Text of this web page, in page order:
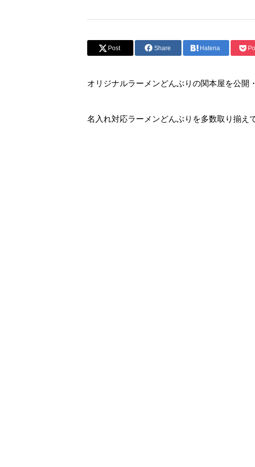
Post Share Hatena
オリジナルラーメンどんぶりの関本屋を公開
名入れ対応ラーメンどんぶりを多数取り揃え